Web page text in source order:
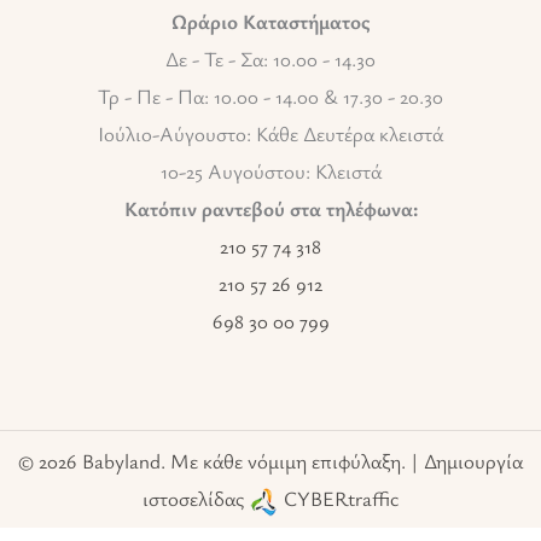
Ωράριο Καταστήματος
Δε - Τε - Σα: 10.00 - 14.30
Τρ - Πε - Πα: 10.00 - 14.00 & 17.30 - 20.30
Ιούλιο-Αύγουστο: Κάθε Δευτέρα κλειστά
10-25 Αυγούστου: Κλειστά
Κατόπιν ραντεβού στα τηλέφωνα:
210 57 74 318
210 57 26 912
698 30 00 799
© 2026 Babyland. Με κάθε νόμιμη επιφύλαξη. | Δημιουργία
ιστοσελίδας
CYBERtraffic